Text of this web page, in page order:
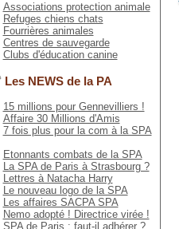
Associations protection animale
Refuges chiens chats
Fourrières animales
Centres de sauvegarde
Clubs d'éducation canine
Les NEWS de la PA
15 millions pour Gennevilliers !
Affaire 30 Millions d'Amis
7 fois plus pour la com à la SPA
Etonnants combats de la SPA
La SPA de Paris à Strasbourg ?
Lettres à Natacha Harry
Le nouveau logo de la SPA
Les affaires SACPA SPA
Nemo adopté ! Directrice virée !
SPA de Paris : faut-il adhérer ?